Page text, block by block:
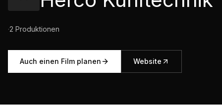
·2 Produktionen
Auch einen Film planen Website